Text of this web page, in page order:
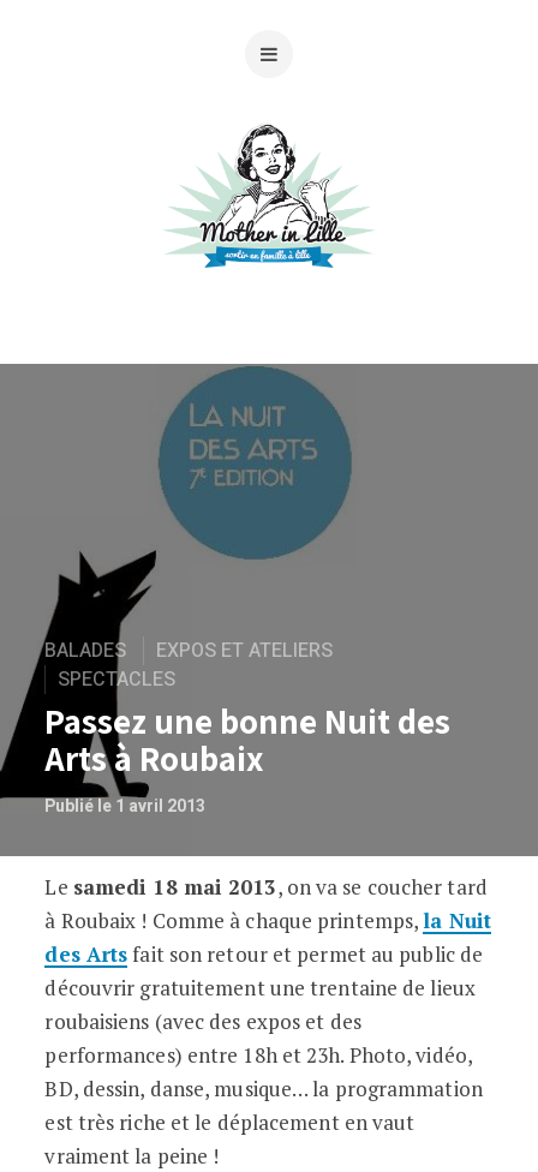
BALADES
EXPOS ET ATELIERS
SPECTACLES
Passez une bonne Nuit des
Arts à Roubaix
Publié le 1 avril 2013
Passez une bonne Nuit des Arts à
Le samedi 18 mai 2013, on va se coucher tard
à Roubaix ! Comme à chaque printemps,la Nuit
des Artsfait son retour et permet au public de
découvrir gratuitement une trentaine de lieux
roubaisiens (avec des expos et des
performances) entre 18h et 23h. Photo, vidéo,
BD, dessin, danse, musique… la programmation
est très riche et le déplacement en vaut
vraiment la peine !